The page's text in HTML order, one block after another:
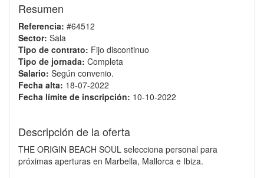
Resumen
Referencia: #64512
Sector: Sala
Tipo de contrato: Fijo discontinuo
Tipo de jornada: Completa
Salario: Según convenio.
Fecha alta: 18-07-2022
Fecha límite de inscripción: 10-10-2022
Descripción de la oferta
THE ORIGIN BEACH SOUL selecciona personal para
próximas aperturas en Marbella, Mallorca e Ibiza.